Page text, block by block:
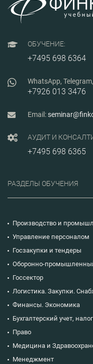
ОБУЧЕНИЕ:
+7495 698 6364
WhatsApp,
+7926 013 3476
Email:
АУДИТ И
+7495 698 6365
РАЗДЕЛЫ ОБУЧЕНИЯ
Производство и
Управление персоналом
Госзакупки и тендеры
Оборонно-
Госсектор
Логистика. Закупки.
Финансы. Экономика
Бухгалтерский учет,
Право
Медицина и
Менеджмент